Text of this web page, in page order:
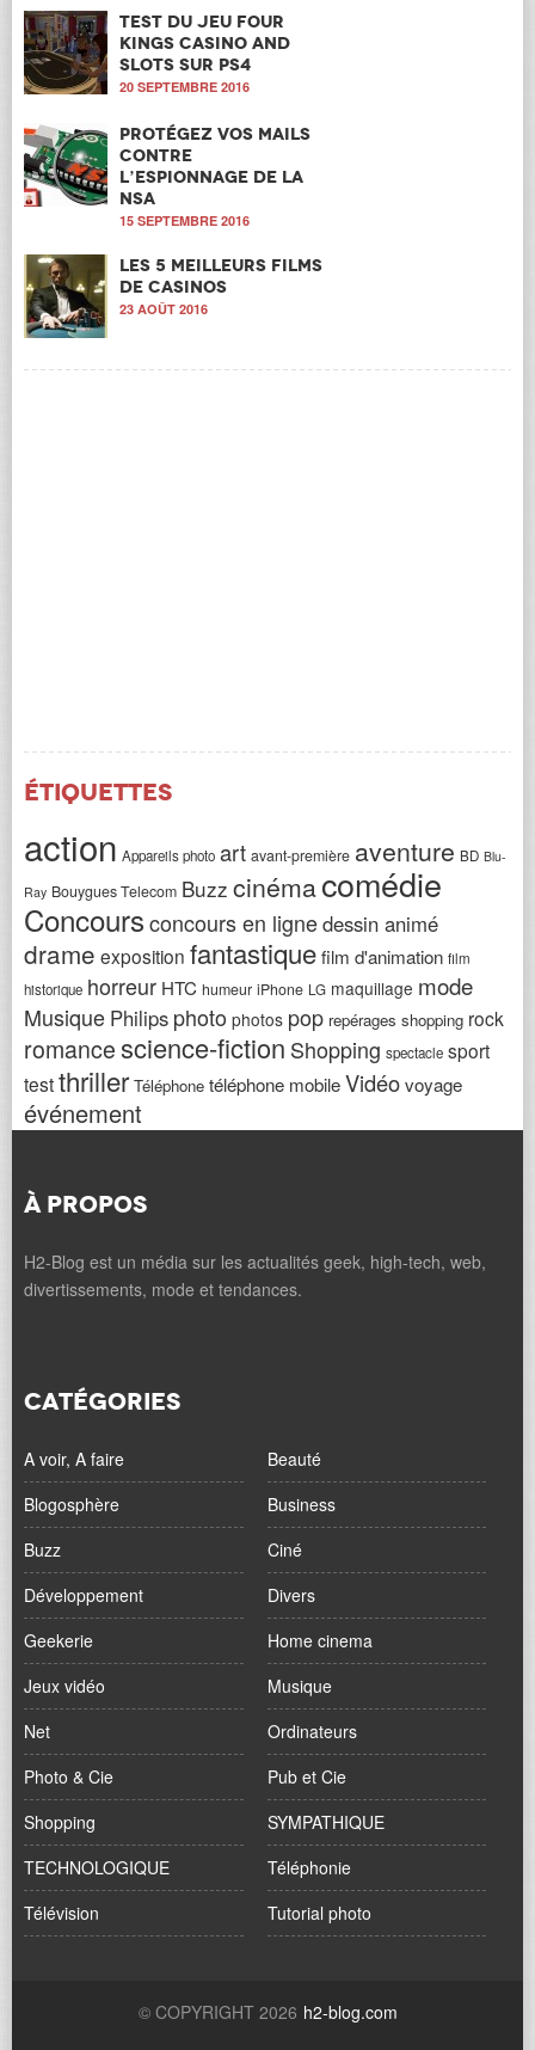
Test du jeu Four
Kings Casino and
Slots sur PS4
20 SEPTEMBRE 2016
Protégez vos mails
contre
l’espionnage de la
NSA
15 SEPTEMBRE 2016
Les 5 meilleurs films
de casinos
23 AOÛT 2016
Étiquettes
action Appareils photo art avant-première aventure BD Blu-
Ray Bouygues Telecom Buzz cinémacomédie
Concoursconcours en lignedessin animé
drame exposition fantastiquefilm d'animation film
historique horreur HTC humeur iPhone LG maquillage mode
Musique Philips photo photos pop repérages shopping rock
romancescience-fiction Shopping spectacle sport
testthriller Téléphone téléphone mobileVidéovoyage
événement
À PROPOS
H2-Blog est un média sur les actualités geek, high-tech, web,
divertissements, mode et tendances.
CATÉGORIES
A voir, A faire
Beauté
Blogosphère
Business
Buzz
Ciné
Développement
Divers
Geekerie
Home cinema
Jeux vidéo
Musique
Net
Ordinateurs
Photo & Cie
Pub et Cie
Shopping
SYMPATHIQUE
TECHNOLOGIQUE
Téléphonie
Télévision
Tutorial photo
© COPYRIGHT 2026 h2-blog.com